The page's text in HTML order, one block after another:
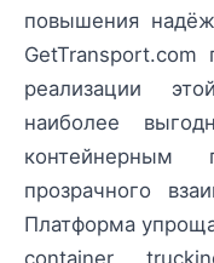
повышения
GetTransport.com
реализации
наиболее
прозрачного
Платформа
container